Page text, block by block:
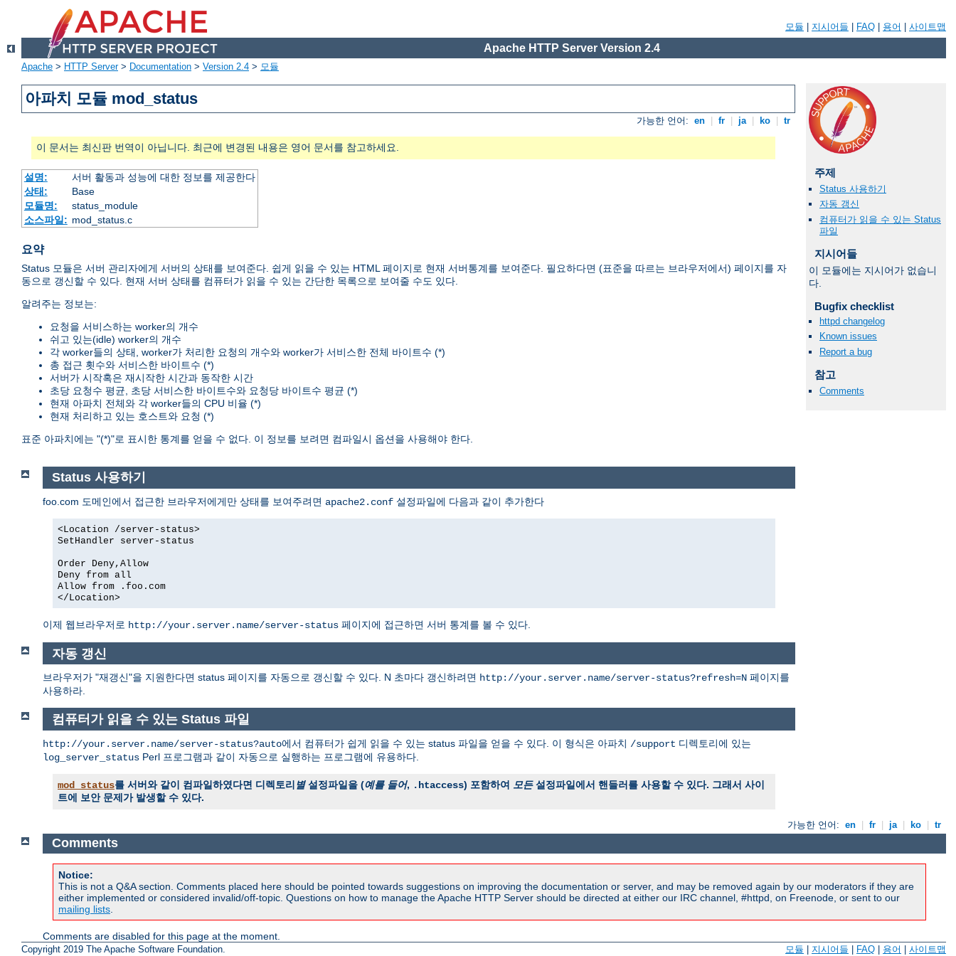
모듈 지시어들 FAQ 용어 사이트맵
Apache HTTP Server Version 2.4
Apache > HTTP Server> Documentation > Version 2.4 > 모듈
아파치 모듈 mod_status
가능한 언어: en fr ja ko tr
이 문서는 최신판 번역이 아닙니다. 최근에 변경된 내용은 영어 문서를 참고하세요.
설명:
서버 활동과 성능에 대한 정보를 제공한다
상태:
Base
모듈명:
status_module
소스파일: mod_status.c
요약
Status 모듈은 서버 관리자에게 서버의 상태를 보여준다. 쉽게 읽을 수 있는 HTML 페이지로 현재 서버통계를 보여준다. 필요하다면 (표준을 따르는 브라우저에서) 페이지를 자
동으로 갱신할 수 있다. 현재 서버 상태를 컴퓨터가 읽을 수 있는 간단한 목록으로 보여줄 수도 있다.
알려주는 정보는:
요청을 서비스하는 worker의 개수
쉬고 있는(idle) worker의 개수
각 worker들의 상태, worker가 처리한 요청의 개수와 worker가 서비스한 전체 바이트수 (*)
총 접근 횟수와 서비스한 바이트수 (*)
서버가 시작혹은 재시작한 시간과 동작한 시간
초당 요청수 평균, 초당 서비스한 바이트수와 요청당 바이트수 평균 (*)
현재 아파치 전체와 각 worker들의 CPU 비율 (*)
현재 처리하고 있는 호스트와 요청 (*)
표준 아파치에는 "(*)"로 표시한 통계를 얻을 수 없다. 이 정보를 보려면 컴파일시 옵션을 사용해야 한다.
주제
Status 사용하기
자동 갱신
컴퓨터가 읽을 수 있는 Status
파일
지시어들
이 모듈에는 지시어가 없습니
다.
Bugfix checklist
httpd changelog
Known issues
Report a bug
참고
Comments
Status 사용하기
foo.com 도메인에서 접근한 브라우저에게만 상태를 보여주려면 apache2.conf 설정파일에 다음과 같이 추가한다
<Location /server-status>
SetHandler server-status
Order Deny,Allow
Deny from all
Allow from .foo.com
</Location>
이제 웹브라우저로 http://your.server.name/server-status 페이지에 접근하면 서버 통계를 볼 수 있다.
자동 갱신
브라우저가 "재갱신"을 지원한다면 status 페이지를 자동으로 갱신할 수 있다. N 초마다 갱신하려면 http://your.server.name/server-status?refresh=N 페이지를
사용하라.
컴퓨터가 읽을 수 있는 Status 파일
http://your.server.name/server-status?auto에서 컴퓨터가 쉽게 읽을 수 있는 status 파일을 얻을 수 있다. 이 형식은 아파치 /support 디렉토리에 있는
log_server_status Perl 프로그램과 같이 자동으로 실행하는 프로그램에 유용하다.
mod_status를 서버와 같이 컴파일하였다면 디렉토리 별설정파일을 (예를 들어, .htaccess) 포함하여 모든설정파일에서 핸들러를 사용할 수 있다. 그래서 사이
트에 보안 문제가 발생할 수 있다.
가능한 언어: en | fr | ja | ko | tr
Comments
Notice:
This is not a Q&A section. Comments placed here should be pointed towards suggestions on improving the documentation or server, and may be removed again by our moderators if they are
either implemented or considered invalid/off-topic. Questions on how to manage the Apache HTTP Server should be directed at either our IRC channel, #httpd, on Freenode, or sent to our
mailing lists
Comments are disabled for this page at the moment.
Copyright 2019 The Apache Software Foundation.
모듈 지시어들 FAQ 용어 사이트맵